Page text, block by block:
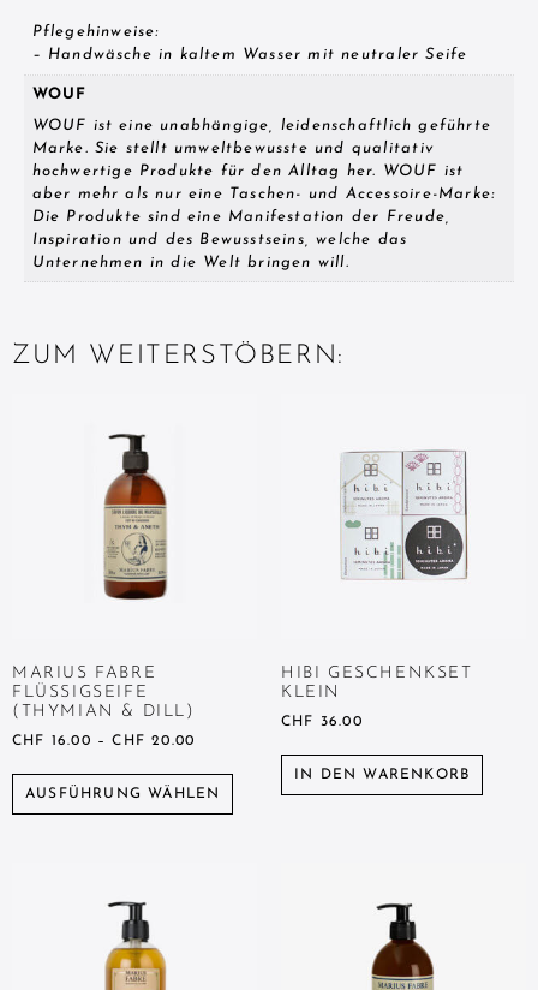
Pflegehinweise:
– Handwäsche in kaltem Wasser mit neutraler Seife
WOUF
WOUF ist eine unabhängige, leidenschaftlich geführte
Marke. Sie stellt umweltbewusste und qualitativ
hochwertige Produkte für den Alltag her. WOUF ist
aber mehr als nur eine Taschen- und Accessoire-Marke:
Die Produkte sind eine Manifestation der Freude,
Inspiration und des Bewusstseins, welche das
Unternehmen in die Welt bringen will.
ZUM WEITERSTÖBERN:
MARIUS FABRE
FLÜSSIGSEIFE
(THYMIAN & DILL)
CHF 16.00 –CHF 20.00
AUSFÜHRUNG WÄHLEN
HIBI GESCHENKSET
KLEIN
CHF 36.00
IN DEN WARENKORB